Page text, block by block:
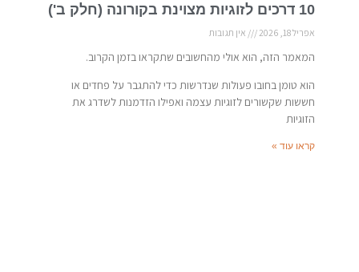
10 דרכים לזוגיות מצוינת בקורונה (חלק ב')
אפריל 18, 2026 אין תגובות
המאמר הזה, הוא אולי מהחשובים שתקראו בזמן הקרוב.
הוא טומן בחובו פעולות שנדרשות כדי להתגבר על פחדים או
חששות שקשורים לזוגיות עצמה ואפילו הזדמנות לשדרג את
הזוגיות
קראו עוד »